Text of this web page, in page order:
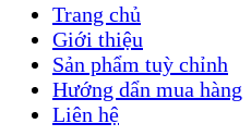
Trang chủ
Giới thiệu
Sản phẩm tuỳ chỉnh
Hướng dẩn mua hàng
Liên hệ